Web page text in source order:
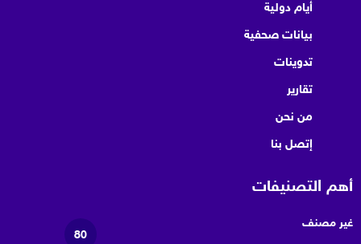
أيام دولية
بيانات صحفية
تدوينات
تقارير
من نحن
إتصل بنا
أهم التصنيفات
غير مصنف
80